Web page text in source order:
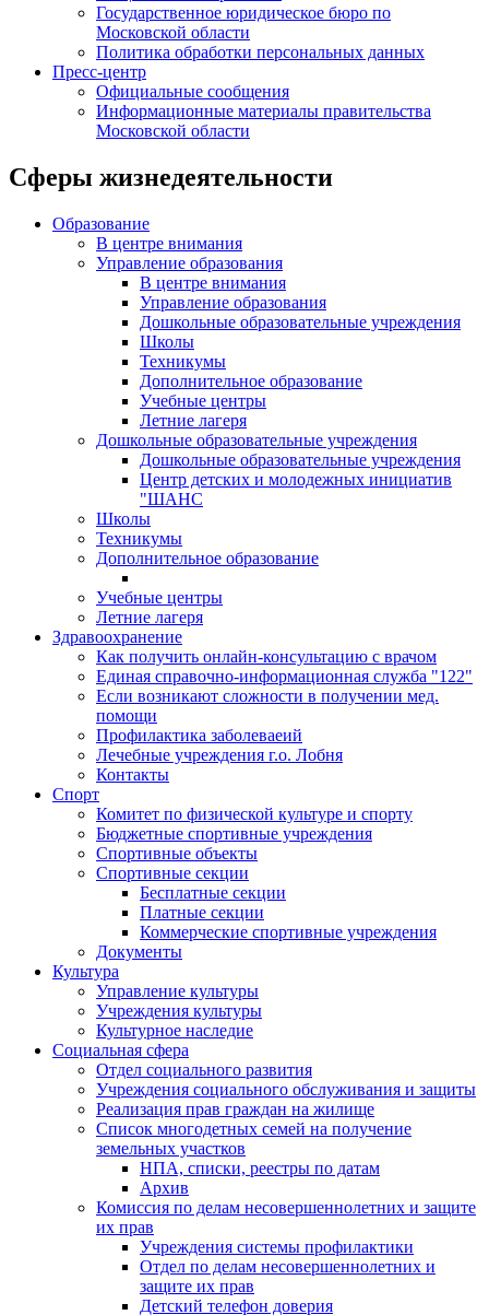
Государственное юридическое бюро по
Московской области
Политика обработки персональных данных
Пресс-центр
Официальные сообщения
Информационные материалы правительства
Московской области
Сферы жизнедеятельности
Образование
В центре внимания
Управление образования
В центре внимания
Управление образования
Дошкольные образовательные учреждения
Школы
Техникумы
Дополнительное образование
Учебные центры
Летние лагеря
Дошкольные образовательные учреждения
Дошкольные образовательные учреждения
Центр детских и молодежных инициатив
"ШАНС
Школы
Техникумы
Дополнительное образование
Учебные центры
Летние лагеря
Здравоохранение
Как получить онлайн-консультацию с врачом
Единая справочно-информационная служба "122"
Если возникают сложности в получении мед.
помощи
Профилактика заболеваеий
Лечебные учреждения г.о. Лобня
Контакты
Спорт
Комитет по физической культуре и спорту
Бюджетные спортивные учреждения
Спортивные объекты
Спортивные секции
Бесплатные секции
Платные секции
Коммерческие спортивные учреждения
Документы
Культура
Управление культуры
Учреждения культуры
Культурное наследие
Социальная сфера
Отдел социального развития
Учреждения социального обслуживания и защиты
Реализация прав граждан на жилище
Список многодетных семей на получение
земельных участков
НПА, списки, реестры по датам
Архив
Комиссия по делам несовершеннолетних и защите
их прав
Учреждения системы профилактики
Отдел по делам несовершеннолетних и
защите их прав
Детский телефон доверия